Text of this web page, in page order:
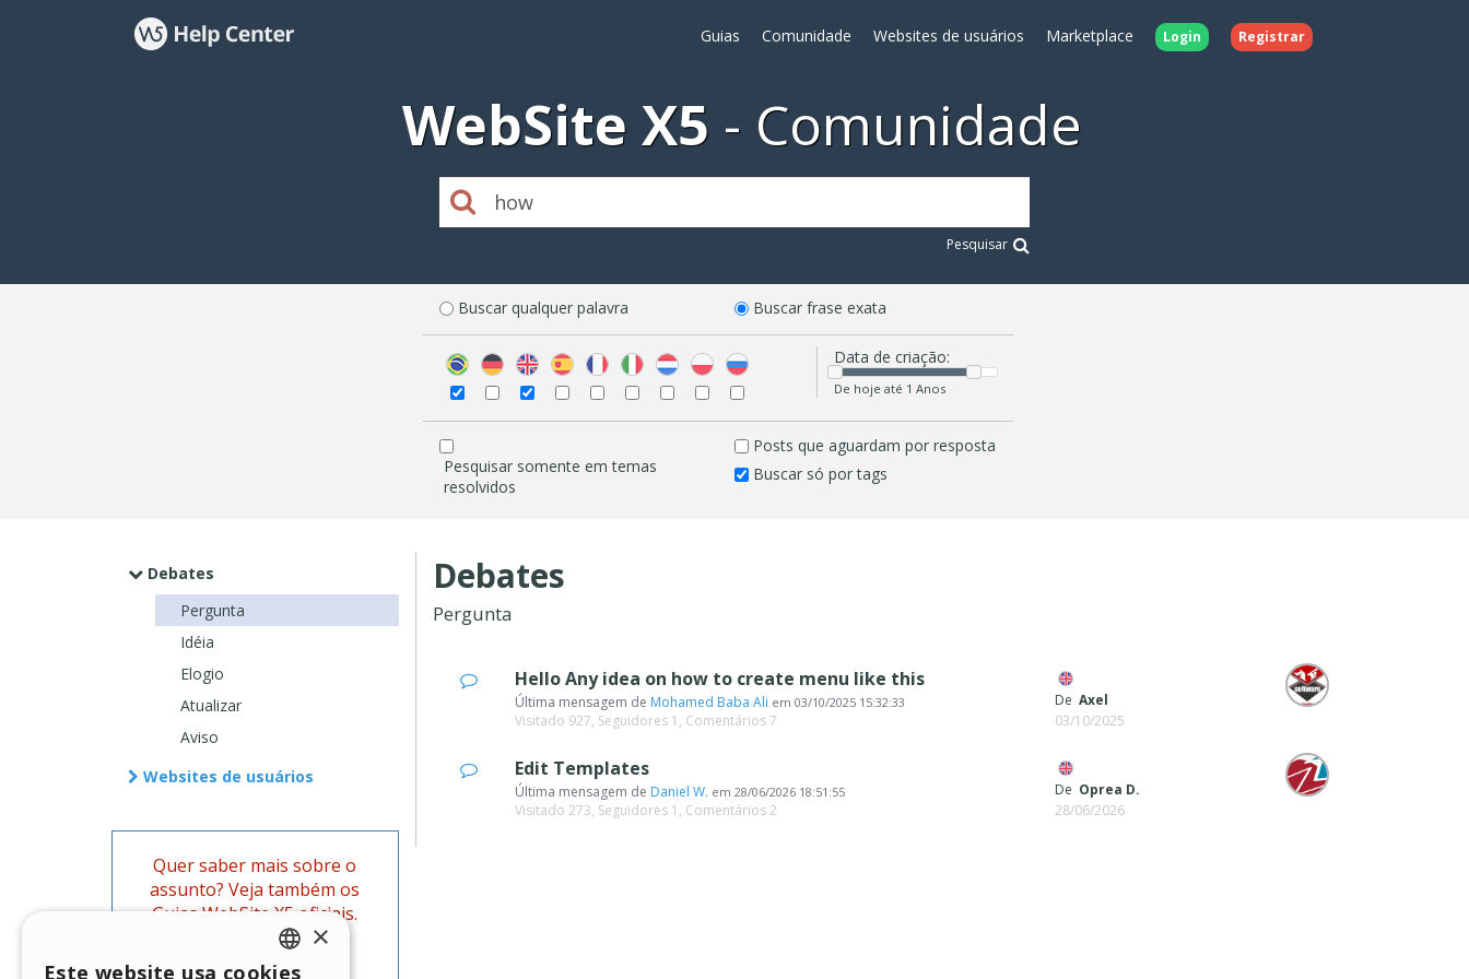
Guias Comunidade Websites de usuários Marketplace Login Registrar
WebSite X5 Comunidade
Pesquisar
Buscar qualquer palavra Buscar frase exata
Data de criação:
De hoje até 1 Anos
Pesquisar somente em temas
resolvidos
Posts que aguardam por resposta
Buscar só por tags
Debates
Pergunta
Idéia
Elogio
Atualizar
Aviso
Websites de usuários
Quer saber mais sobre o
assunto? Veja também os
Guias WebSite X5 oficiais.
Ir para os Guias
Debates
Pergunta
Hello Any idea on how to create menu like this
Última mensagem de Mohamed Baba Ali em03/10/2025 15:32:33
Visitado 927, Seguidores 1, Comentários 7
De Axel
03/10/2025
Edit Templates
Última mensagem de Daniel W. em28/06/2026 18:51:55
Visitado 273, Seguidores 1, Comentários 2
De Oprea D.
28/06/2026
×
Este website usa cookies